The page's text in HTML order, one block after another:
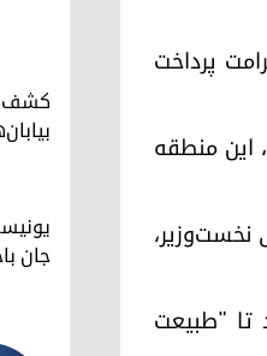
پرداخت
این منطقه
تا "طبیعت
جان